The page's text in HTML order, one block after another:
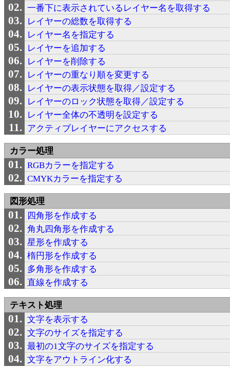
一番下に表示されているレイヤー名を取得する
レイヤーの総数を取得する
レイヤー名を指定する
レイヤーを追加する
レイヤーを削除する
レイヤーの重なり順を変更する
レイヤーの表示状態を取得／設定する
レイヤーのロック状態を取得／設定する
レイヤー全体の不透明を設定する
アクティブレイヤーにアクセスする
カラー処理
RGBカラーを指定する
CMYKカラーを指定する
図形処理
四角形を作成する
角丸四角形を作成する
星形を作成する
楕円形を作成する
多角形を作成する
直線を作成する
テキスト処理
文字を表示する
文字のサイズを指定する
最初の1文字のサイズを指定する
文字をアウトライン化する